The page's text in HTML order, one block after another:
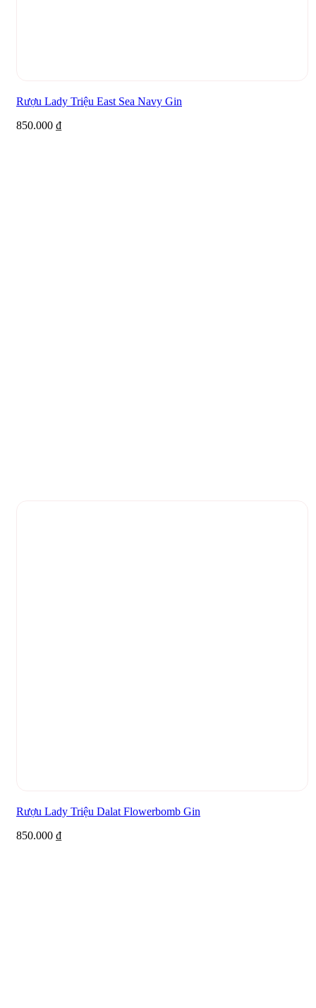
Rượu Lady Triệu East Sea Navy Gin
850.000 ₫
Rượu Lady Triệu Dalat Flowerbomb Gin
850.000 ₫